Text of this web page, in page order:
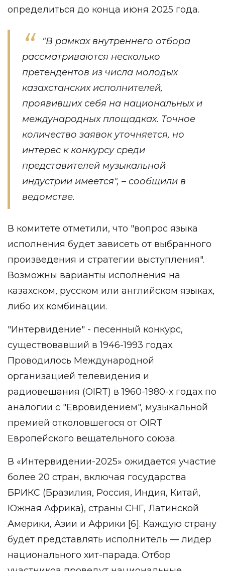
определиться до конца июня 2025 года.
"В рамках внутреннего отбора
рассматриваются несколько
претендентов из числа молодых
казахстанских исполнителей,
проявивших себя на национальных и
международных площадках. Точное
количество заявок уточняется, но
интерес к конкурсу среди
представителей музыкальной
индустрии имеется", – сообщили в
ведомстве.
В комитете отметили, что "вопрос языка
исполнения будет зависеть от выбранного
произведения и стратегии выступления".
Возможны варианты исполнения на
казахском, русском или английском языках,
либо их комбинации.
"Интервидение" - песенный конкурс,
существовавший в 1946-1993 годах.
Проводилось Международной
организацией телевидения и
радиовещания (OIRT) в 1960-1980-х годах по
аналогии с "Евровидением", музыкальной
премией отколовшегося от OIRT
Европейского вещательного союза.
В «Интервидении-2025» ожидается участие
более 20 стран, включая государства
БРИКС (Бразилия, Россия, Индия, Китай,
Южная Африка), страны СНГ, Латинской
Америки, Азии и Африки [6]. Каждую страну
будет представлять исполнитель — лидер
национального хит-парада. Отбор